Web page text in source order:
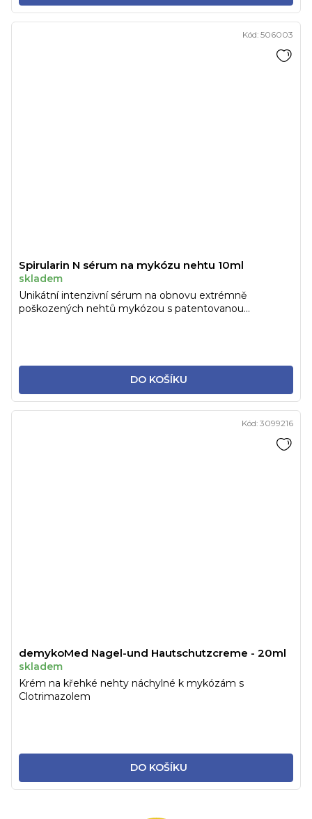
Spirularin N sérum na mykózu nehtu 10ml
skladem
DO KOŠÍKU
Unikátní intenzivní sérum na obnovu extrémně
poškozených nehtů mykózou s patentovanou...
Kód: 506003
demykoMed Nagel-und Hautschutzcreme - 20ml
skladem
DO KOŠÍKU
Krém na křehké nehty náchylné k mykózám s
Clotrimazolem
Kód: 3099216